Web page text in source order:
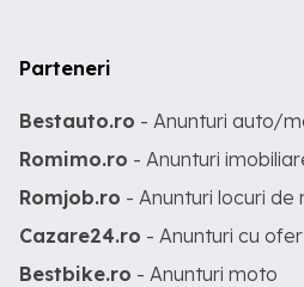
Parteneri
Bestauto.ro - Anunturi auto/
Romimo.ro - Anunturi
Romjob.ro - Anunturi locuri de
Cazare24.ro - Anunturi cu
Bestbike.ro - Anunturi moto